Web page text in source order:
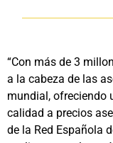
“Con más de 3
a la cabeza de las
mundial, ofreciendo
calidad a precios
de la Red Española